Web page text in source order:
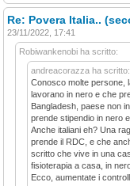
Re: Povera Italia..
23/11/2022, 17:41
Robiwankenobi ha scritto:
andreacorazza ha scritto:
Conosco molte persone,
lavorano in nero e che
Bangladesh, paese non
prende stipendio in nero
Anche italiani eh? Una
prende il RDC, e che
scritto che vive in una
fisioterapia a casa, in
Ecco, aumentate i